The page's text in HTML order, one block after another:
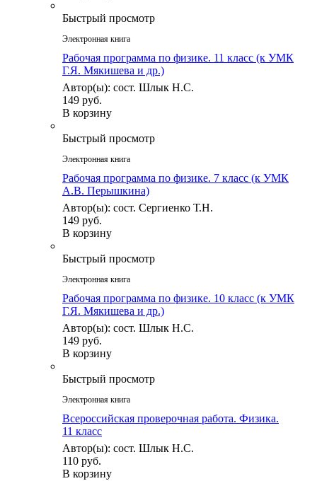
Быстрый просмотр
Электронная книга
Рабочая программа по физике. 11 класс (к УМК
Г.Я. Мякишева и др.)
Автор(ы): сост. Шлык Н.С.
149 руб.
В корзину
Быстрый просмотр
Электронная книга
Рабочая программа по физике. 7 класс (к УМК
А.В. Перышкина)
Автор(ы): сост. Сергиенко Т.Н.
149 руб.
В корзину
Быстрый просмотр
Электронная книга
Рабочая программа по физике. 10 класс (к УМК
Г.Я. Мякишева и др.)
Автор(ы): сост. Шлык Н.С.
149 руб.
В корзину
Быстрый просмотр
Электронная книга
Всероссийская проверочная работа. Физика.
11 класс
Автор(ы): сост. Шлык Н.С.
110 руб.
В корзину